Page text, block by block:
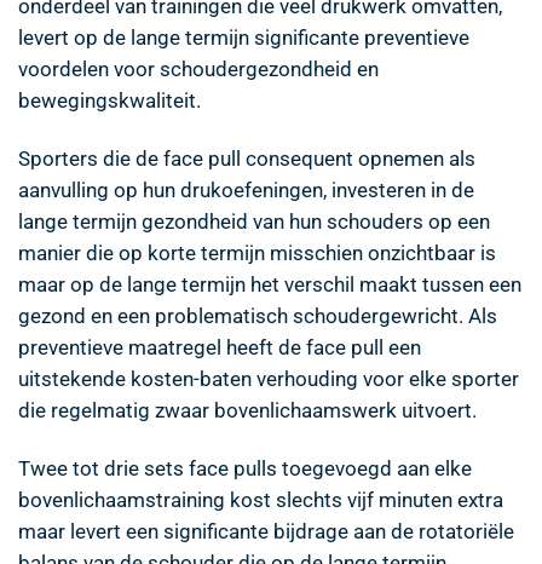
onderdeel van trainingen die veel drukwerk omvatten,
levert op de lange termijn significante preventieve
voordelen voor schoudergezondheid en
bewegingskwaliteit.
Sporters die de face pull consequent opnemen als
aanvulling op hun drukoefeningen, investeren in de
lange termijn gezondheid van hun schouders op een
manier die op korte termijn misschien onzichtbaar is
maar op de lange termijn het verschil maakt tussen een
gezond en een problematisch schoudergewricht. Als
preventieve maatregel heeft de face pull een
uitstekende kosten-baten verhouding voor elke sporter
die regelmatig zwaar bovenlichaamswerk uitvoert.
Twee tot drie sets face pulls toegevoegd aan elke
bovenlichaamstraining kost slechts vijf minuten extra
maar levert een significante bijdrage aan de rotatoriële